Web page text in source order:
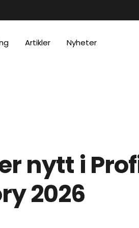
Artikler Nyheter
nytt i
2026